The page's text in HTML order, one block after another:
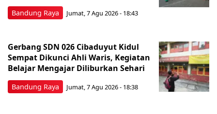
Bandung Raya Jumat, 7 Agu 2026 - 18:43
Bandung Raya
Gerbang SDN 026 Cibaduyut Kidul
Sempat Dikunci Ahli Waris, Kegiatan
Belajar Mengajar Diliburkan Sehari
Jumat, 7 Agu 2026 - 18:38